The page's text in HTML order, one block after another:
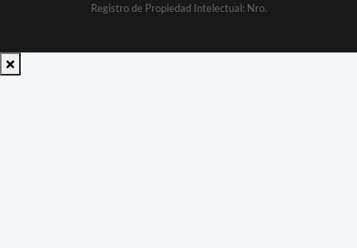
Registro de Propiedad Intelectual: Nro.